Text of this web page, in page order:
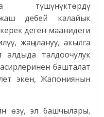
түшүнүктөрдү
дебей калайык
деген маанидеги
жаңылануу, акылга
талдоочулук
башталат
экен, Жапониянын
өзү, эл башчылары,